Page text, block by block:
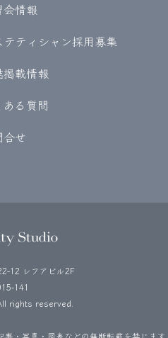
会情報
テティシャン採用募集
掲載情報
ある質問
合せ
12 レフアビル2F
141
rights reserved.